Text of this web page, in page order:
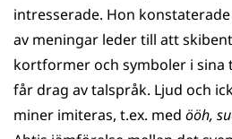
intresserade. Hon
av meningar leder till att
kortformer och symboler i sina
får drag av talspråk. Ljud och
miner imiteras, t.ex. med ööh,